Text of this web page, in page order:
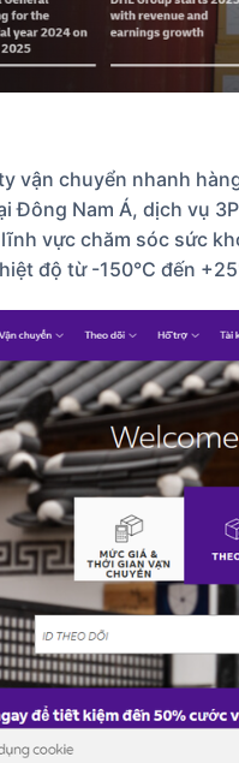
vận chuyển nhanh
Đông Nam Á, dịch vụ
vực chăm sóc sức
độ từ -150°C đến